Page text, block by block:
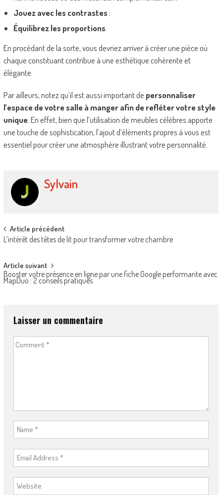
Jouez avec les contrastes;
Équilibrez les proportions.
En procédant de la sorte, vous devriez arriver à créer une pièce où
chaque constituant contribue à une esthétique cohérente et
élégante.
Par ailleurs, notez qu’il est aussi important de personnaliser
l’espace de votre salle à manger afin de refléter votre style
unique. En effet, bien que l’utilisation de meubles célèbres apporte
une touche de sophistication, l’ajout d’éléments propres à vous est
essentiel pour créer une atmosphère illustrant votre personnalité.
Sylvain
Post
navigation
Article précédent
L’intérêt des têtes de lit pour transformer votre chambre
Article suivant
Booster votre présence en ligne par une fiche Google performante avec
MapDuo : 2 conseils pratiques
Laisser un commentaire